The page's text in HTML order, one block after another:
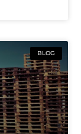
BLOG